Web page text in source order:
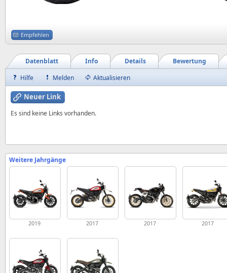
Empfehlen
Bewertung
Details
Info
Datenblatt
Hilfe
Melden Aktualisieren
Neuer Link
Es sind keine Links vorhanden.
Weitere Jahrgänge
2019 2017 2017 2017